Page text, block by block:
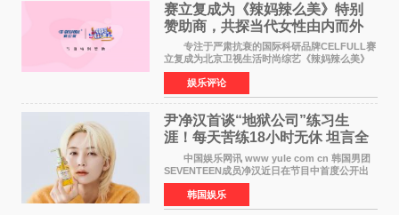
赛立复成为《辣妈辣么美》特别
赞助商，共探当代女性由内而外
活力美
专注于严肃抗衰的国际科研品牌CELFULL赛
立复成为北京卫视生活时尚综艺《辣妈辣么美》
的特别赞助商,明星辣妈袁咏仪倾情参与，向广大
都市女性传递健康生活新主张，寄语当代女性在
家庭与自我之间
娱乐评论
尹净汉首谈“地狱公司”练习生
涯！每天苦练18小时无休 坦言全
靠成员撑过来
中国娱乐网讯 www yule com cn 韩国男团
SEVENTEEN成员净汉近日在节目中首度公开出
道前的残酷练习生经历，并提及经纪公司Pledis
娱乐，引发广泛关注。 在8月2日播出的日本
TBS综艺节目《周
韩国娱乐